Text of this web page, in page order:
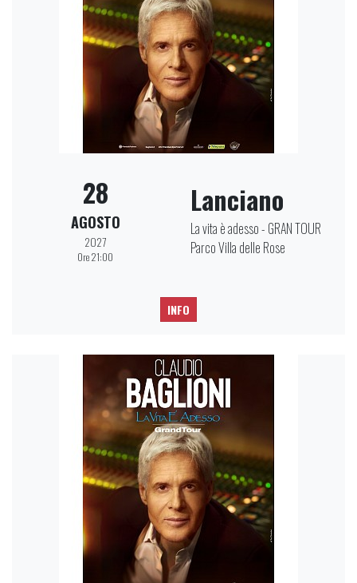
28
AGOSTO
2027
Ore 21:00
Lanciano
La vita è adesso - GRAN TOUR
Parco Villa delle Rose
INFO